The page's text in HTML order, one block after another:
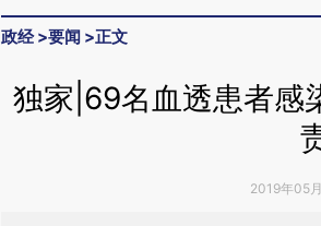
政经>要闻 >正文
独家|69名血透患者感
2019年05